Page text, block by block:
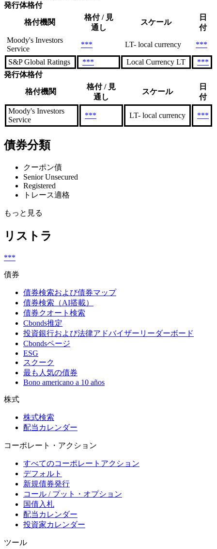
発行体格付
格付機関
格付 / 見
通し
スケール
日
付
Moody's Investors
Service
*** LT- local currency ***
S&P Global Ratings *** Local Currency LT
***
発行体格付
格付機関
格付 / 見
通し
スケール
日
付
Moody's Investors
Service
*** LT- local currency ***
債券分類
クーポン債
Senior Unsecured
Registered
トレース適格
もっと見る
リストラ
***
債券
債券検索および債券マップ
債券検索（AI搭載）
債券クオート検索
Cbonds推定
投資銀行および法律アドバイザーリーダーボード
Cbondsページ
ESG
スクーク
最も人気の債券
Bono americano a 10 años
株式
株式検索
配当カレンダー
コーポレート・アクション
すべてのコーポレートアクション
デフォルト
新規債券発行
コール / プット・オプション
国債入札
配当カレンダー
投資家カレンダー
ツール